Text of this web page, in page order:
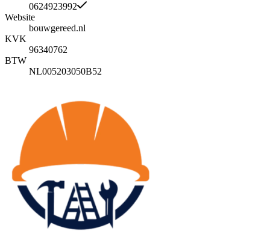
0624923992
Website
bouwgereed.nl
KVK
96340762
BTW
NL005203050B52